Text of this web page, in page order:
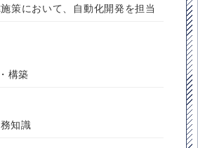
策において、自動化開発を担当
構築
知識